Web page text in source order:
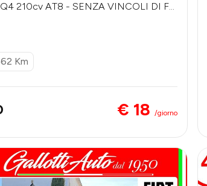
210cv AT8 - SENZA VINCOLI DI FI
Km
€ 18 /giorno